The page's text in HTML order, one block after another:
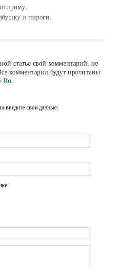
и пироги.
статье свой комментарий, не
комментарии будут прочитаны
.
введите свои данные: